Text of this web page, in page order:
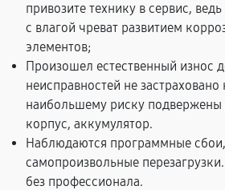
привозите технику в сервис,
с влагой чреват развитием
элементов;
Произошел естественный износ
неисправностей не
наибольшему риску подвержены
корпус, аккумулятор.
Наблюдаются программные
самопроизвольные
без профессионала.